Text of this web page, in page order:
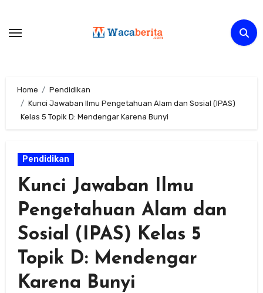
content
Home
Pendidikan
Kunci Jawaban Ilmu Pengetahuan Alam dan Sosial (IPAS)
Kelas 5 Topik D: Mendengar Karena Bunyi
Pendidikan
Kunci Jawaban Ilmu
Pengetahuan Alam dan
Sosial (IPAS) Kelas 5
Topik D: Mendengar
Karena Bunyi